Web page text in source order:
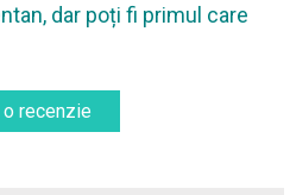
dar poți fi primul care
recenzie